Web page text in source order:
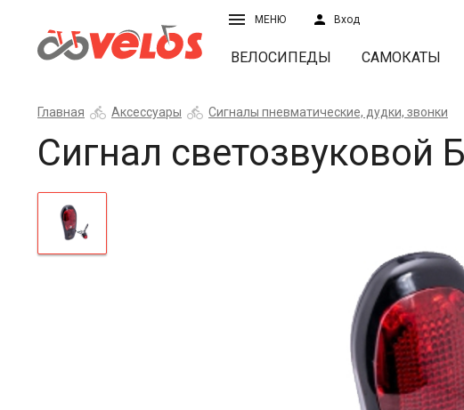
МЕНЮ Вход
ВЕЛОСИПЕДЫ САМОКАТЫ
Главная Аксессуары Сигналы пневматические, дудки, звонки
Сигнал светозвуковой